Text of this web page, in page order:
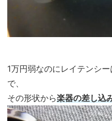
1万円弱なのにレイテンシー
で、
その形状から楽器の差し込